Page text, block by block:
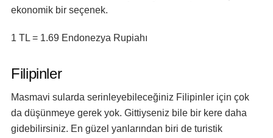
ekonomik bir seçenek.
1 TL = 1.69 Endonezya Rupiahı
Filipinler
Masmavi sularda serinleyebileceğiniz Filipinler için çok
da düşünmeye gerek yok. Gittiyseniz bile bir kere daha
gidebilirsiniz. En güzel yanlarından biri de turistik